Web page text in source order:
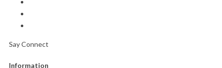
Say Connect
Information